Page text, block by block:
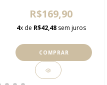
R$169,90
4x de R$42,48sem juros
COMPRAR